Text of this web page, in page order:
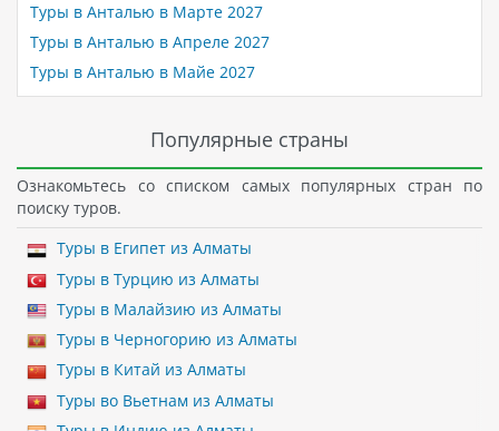
Туры в Анталью в Марте 2027
Туры в Анталью в Апреле 2027
Туры в Анталью в Майе 2027
Популярные страны
Ознакомьтесь со списком самых популярных стран по
поиску туров.
Туры в Египет из Алматы
Туры в Турцию из Алматы
Туры в Малайзию из Алматы
Туры в Черногорию из Алматы
Туры в Китай из Алматы
Туры во Вьетнам из Алматы